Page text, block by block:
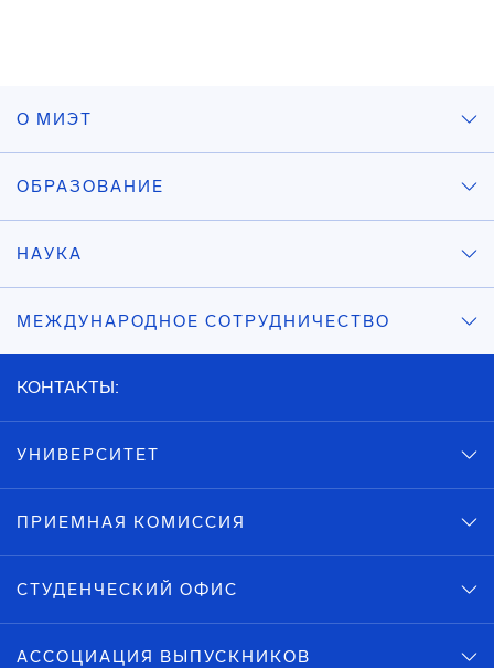
О МИЭТ
ОБРАЗОВАНИЕ
НАУКА
МЕЖДУНАРОДНОЕ СОТРУДНИЧЕСТВО
КОНТАКТЫ:
УНИВЕРСИТЕТ
ПРИЕМНАЯ КОМИССИЯ
СТУДЕНЧЕСКИЙ ОФИС
АССОЦИАЦИЯ ВЫПУСКНИКОВ